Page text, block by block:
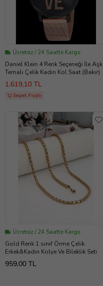
Ücretsiz / 24 Saatte Kargo
Daniel Klein 4 Renk Seçeneği İle Aşk
Temalı Çelik Kadın Kol Saat (Bakır)
1.619,10 TL
Sepet Fiyatı
Ücretsiz / 24 Saatte Kargo
Gold Renk 1.sınıf Örme Çelik
Erkek&Kadın Kolye Ve Bileklik Seti
959,00 TL